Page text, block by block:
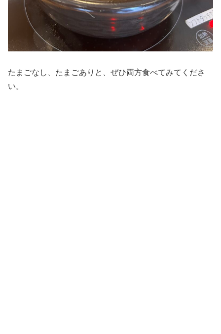
たまごなし、たまごありと、ぜひ両方食べてみてくださ
い。